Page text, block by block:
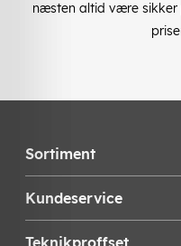
næsten altid være
Sortiment
Kundeservice
Teknikproffset